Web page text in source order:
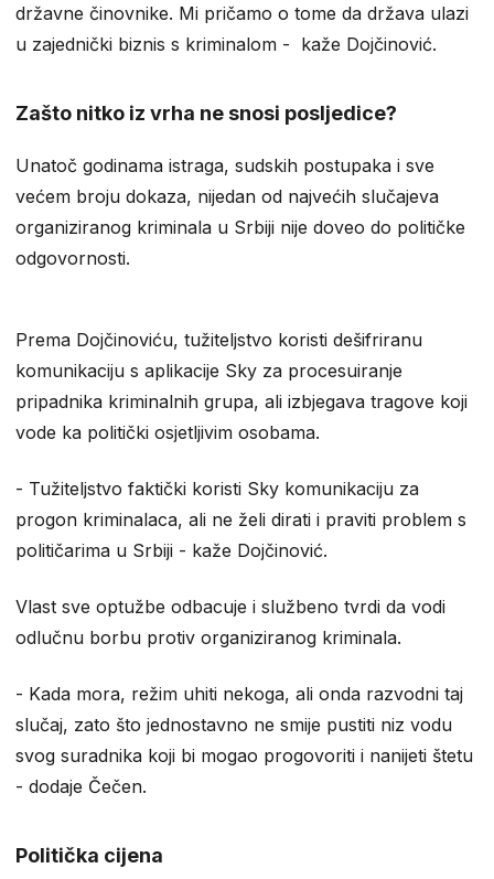
državne činovnike. Mi pričamo o tome da država ulazi
u zajednički biznis s kriminalom - kaže Dojčinović.
Zašto nitko iz vrha ne snosi posljedice?
Unatoč godinama istraga, sudskih postupaka i sve
većem broju dokaza, nijedan od najvećih slučajeva
organiziranog kriminala u Srbiji nije doveo do političke
odgovornosti.
Prema Dojčinoviću, tužiteljstvo koristi dešifriranu
komunikaciju s aplikacije Sky za procesuiranje
pripadnika kriminalnih grupa, ali izbjegava tragove koji
vode ka politički osjetljivim osobama.
- Tužiteljstvo faktički koristi Sky komunikaciju za
progon kriminalaca, ali ne želi dirati i praviti problem s
političarima u Srbiji - kaže Dojčinović.
Vlast sve optužbe odbacuje i službeno tvrdi da vodi
odlučnu borbu protiv organiziranog kriminala.
- Kada mora, režim uhiti nekoga, ali onda razvodni taj
slučaj, zato što jednostavno ne smije pustiti niz vodu
svog suradnika koji bi mogao progovoriti i nanijeti štetu
- dodaje Čečen.
Politička cijena